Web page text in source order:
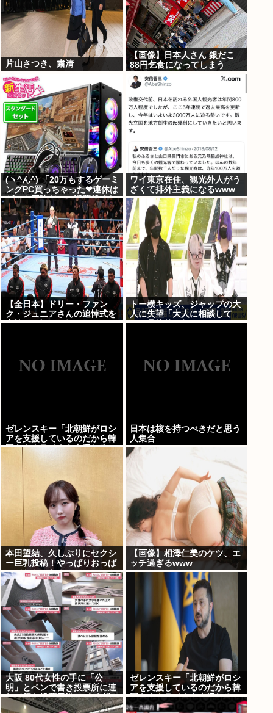
片山さつき、粛清
【画像】日本人さん 銀だこ
88円乞食になってしまう
(ヽ^ん^) 「20万もするゲーミ
ングPC買っちゃった❤連休は
ゲーム三昧だ」一週間後「お
届け物でーす」（ヽ´ん`）
「そう…」
ワイ東京在住、観光外人がう
ざくて排外主義になるwww
【全日本】ドリー・ファン
ク・ジュニアさんの追悼式を
実施 スピニング・トー・ホー
トー横キッズ、ジャップの大
人に失望「大人に相談して
も、具体的に何もしてくれな
ゼレンスキー「北朝鮮がロシ
アを支援しているのだから韓
国もウクライナを支援しろ」
日本は核を持つべきだと思う
人集合
本田望結、久しぶりにセクシ
ー巨乳投稿！やっぱりおっぱ
いでかかった！
【画像】相澤仁美のケツ、エ
ッチ過ぎるwww
大阪 80代女性の手に「公
明」とペンで書き投票所に連
れて行き投票干渉 60女を送
検【いさ酒場】
ゼレンスキー「北朝鮮がロシ
アを支援しているのだから韓
国もウクライナを支援しろ」